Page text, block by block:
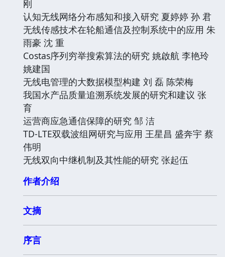
刚
认知无线网络分布感知和接入研究 夏婷婷 孙 君
无线传感技术在轮船通信及控制系统中的应用 朱
雨豪 沈 重
Costas序列穷举搜索算法的研究 姚啟航 李艳玲
姚建国
无线电管理的大数据模型构建 刘 磊 陈荣梅
我国水产品质量追溯系统发展的研究和建议 张
育
运营商应急通信保障的研究 邹 洁
TD-LTE双载波组网研究与应用 王星昌 盛奔宇 蔡
伟明
无线双向中继机制及其性能的研究 张起伍
作者介绍
文摘
序言